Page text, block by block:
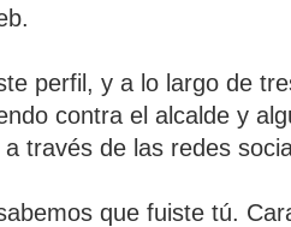
perfil, y a lo largo de
contra el alcalde y
través de las redes
que fuiste tú.